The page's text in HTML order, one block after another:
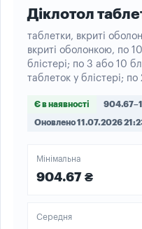
Діклотол
таблетки, вкриті
вкриті оболонкою, по
блістері; по 3 або 10
таблеток у блістері; по
Є в наявності
Оновлено 11.07.2026
Мінімальна
904.67 ₴
Середня